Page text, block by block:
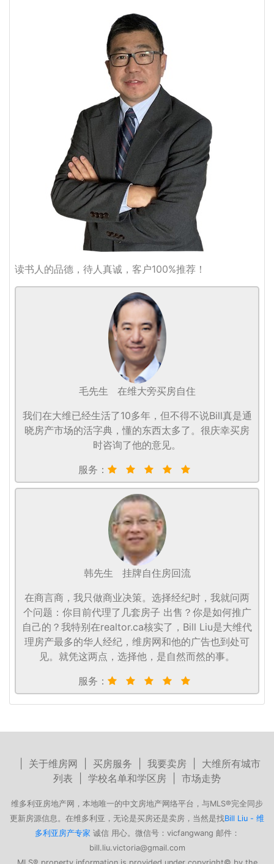
读书人的品德，待人真诚，客户100%推荐！
毛先生
在维大旁买房自住
我们在大维已经生活了10多年，但不得不说Bill真是通
晓房产市场的活字典，懂的东西太多了。很庆幸买房
时咨询了他的意见。
服务：
韩先生
挂牌自住房回流
在商言商，我只做商业决策。选择经纪时，我就问两
个问题：你目前代理了几套房子 出售？你是如何推广
自己的？我特别在realtor.ca核实了，Bill Liu是大维代
理房产最多的华人经纪，维房网和他的广告也到处可
见。就凭这两点，选择他，是自然而然的事。
服务：
关于维房网 买房服务 我要卖房
大维所有城市
列表
学校名单和学区房 市场走势
维多利亚房地产网，本地唯一的中文房地产网络平台，与MLS®完全同步
更新房源信息。在维多利亚，无论是买房还是卖房，当然是找Bill Liu - 维
多利亚房产专家 诚信 用心。微信号：vicfangwang 邮件：
bill.liu.victoria@gmail.com